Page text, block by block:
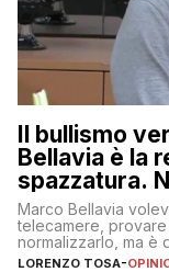
Il bullismo
Bellavia è la
spazzatura.
Marco Bellavia
telecamere,
normalizzarlo, ma è
copione
LORENZO TOSA-